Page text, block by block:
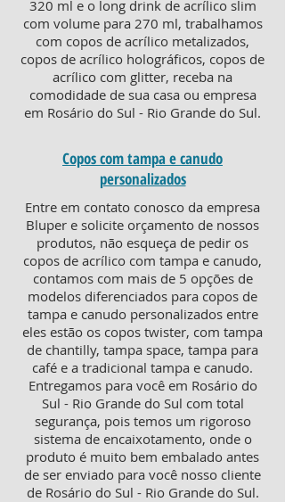
320 ml e o long drink de acrílico slim
com volume para 270 ml, trabalhamos
com copos de acrílico metalizados,
copos de acrílico holográficos, copos de
acrílico com glitter, receba na
comodidade de sua casa ou empresa
em Rosário do Sul - Rio Grande do Sul.
Copos com tampa e canudo
personalizados
Entre em contato conosco da empresa
Bluper e solicite orçamento de nossos
produtos, não esqueça de pedir os
copos de acrílico com tampa e canudo,
contamos com mais de 5 opções de
modelos diferenciados para copos de
tampa e canudo personalizados entre
eles estão os copos twister, com tampa
de chantilly, tampa space, tampa para
café e a tradicional tampa e canudo.
Entregamos para você em Rosário do
Sul - Rio Grande do Sul com total
segurança, pois temos um rigoroso
sistema de encaixotamento, onde o
produto é muito bem embalado antes
de ser enviado para você nosso cliente
de Rosário do Sul - Rio Grande do Sul.